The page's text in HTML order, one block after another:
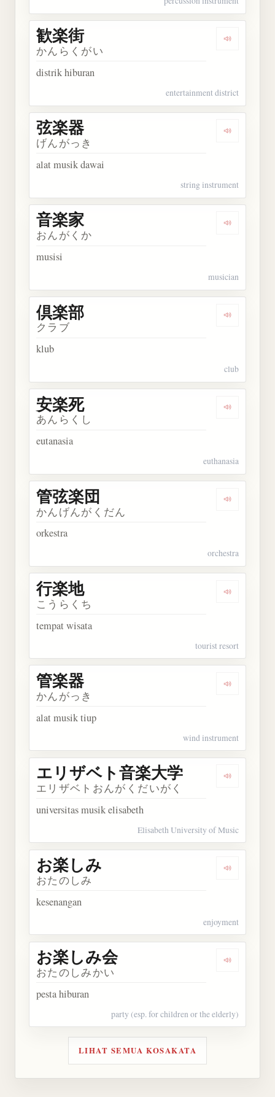
Dengarkan
歓楽街
かんらくがい
distrik hiburan
entertainment district
Dengarkan
弦楽器
げんがっき
alat musik dawai
string instrument
Dengarkan
音楽家
おんがくか
musisi
musician
Dengarkan
倶楽部
クラブ
klub
club
Dengarkan
安楽死
あんらくし
eutanasia
euthanasia
Dengarkan
管弦楽団
かんげんがくだん
orkestra
orchestra
Dengarkan
行楽地
こうらくち
tempat wisata
tourist resort
Dengarkan
管楽器
かんがっき
alat musik tiup
wind instrument
Dengarkan
エリザベト音楽大学
エリザベトおんがくだいがく
universitas musik elisabeth
Elisabeth University of Music
Dengarkan
お楽しみ
おたのしみ
kesenangan
enjoyment
Dengarkan
お楽しみ会
おたのしみかい
pesta hiburan
party (esp. for children or the elderly)
LIHAT SEMUA KOSAKATA